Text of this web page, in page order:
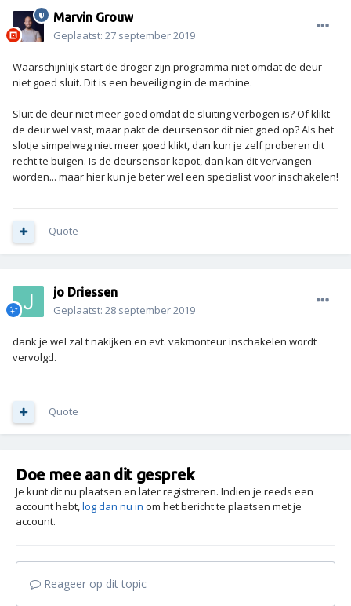
Marvin Grouw
Geplaatst: 27 september 2019
Waarschijnlijk start de droger zijn programma niet omdat de deur
niet goed sluit. Dit is een beveiliging in de machine.
Sluit de deur niet meer goed omdat de sluiting verbogen is? Of klikt
de deur wel vast, maar pakt de deursensor dit niet goed op? Als het
slotje simpelweg niet meer goed klikt, dan kun je zelf proberen dit
recht te buigen. Is de deursensor kapot, dan kan dit vervangen
worden... maar hier kun je beter wel een specialist voor inschakelen!
Quote
jo Driessen
Geplaatst: 28 september 2019
dank je wel zal t nakijken en evt. vakmonteur inschakelen wordt
vervolgd.
Quote
Doe mee aan dit gesprek
Je kunt dit nu plaatsen en later registreren. Indien je reeds een
account hebt,log dan nu in om het bericht te plaatsen met je
account.
Reageer op dit topic